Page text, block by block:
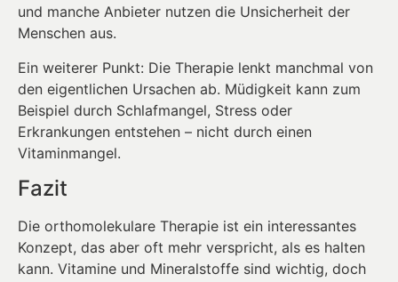
und manche Anbieter nutzen die Unsicherheit der
Menschen aus.
Ein weiterer Punkt: Die Therapie lenkt manchmal von
den eigentlichen Ursachen ab. Müdigkeit kann zum
Beispiel durch Schlafmangel, Stress oder
Erkrankungen entstehen – nicht durch einen
Vitaminmangel.
Fazit
Die orthomolekulare Therapie ist ein interessantes
Konzept, das aber oft mehr verspricht, als es halten
kann. Vitamine und Mineralstoffe sind wichtig, doch